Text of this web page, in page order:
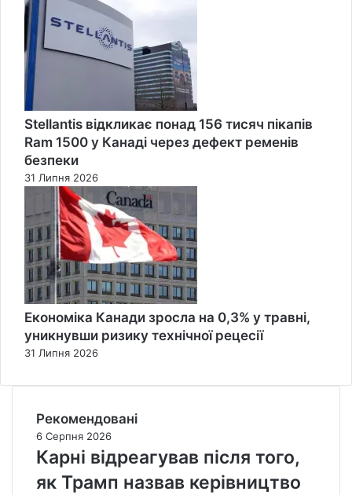
Stellantis відкликає понад 156 тисяч пікапів
Ram 1500 у Канаді через дефект ременів
безпеки
31 Липня 2026
Економіка Канади зросла на 0,3% у травні,
уникнувши ризику технічної рецесії
31 Липня 2026
Рекомендовані
6 Серпня 2026
Карні відреагував після того,
як Трамп назвав керівництво